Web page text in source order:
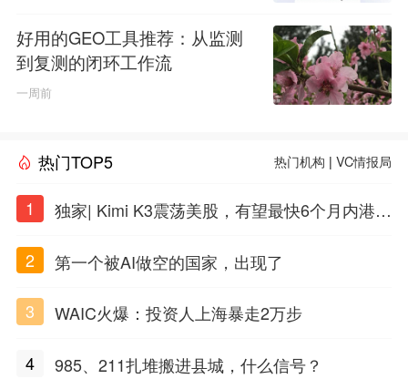
好用的GEO工具推荐：从监测
到复测的闭环工作流
一周前
热门TOP5 热门机构 |VC情报局
1
独家| Kimi K3震荡美股，有望最快6个月内港股
2
第一个被AI做空的国家，出现了
3 WAIC火爆：投资人上海暴走2万步
4 985、211扎堆搬进县城，什么信号？